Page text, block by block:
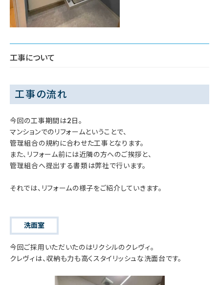
工事について
工事の流れ
今回の工事期間は2日。
マンションでのリフォームということで、
管理組合の規約に合わせた工事となります。
また、リフォーム前には近隣の方へのご挨拶と、
管理組合へ提出する書類は弊社で行います。
それでは、リフォームの様子をご紹介していきます。
洗面室
今回ご採用いただいたのはリクシルのクレヴィ。
クレヴィは、収納も力も高くスタイリッシュな洗面台です。